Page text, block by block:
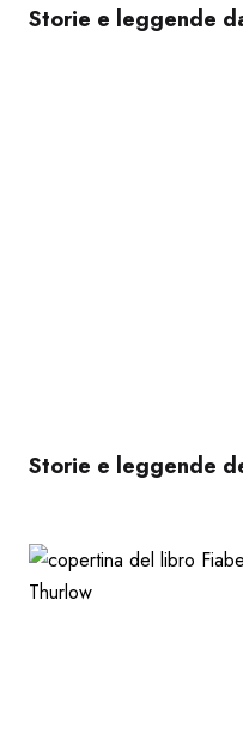
Storie e leggende
Storie e leggende